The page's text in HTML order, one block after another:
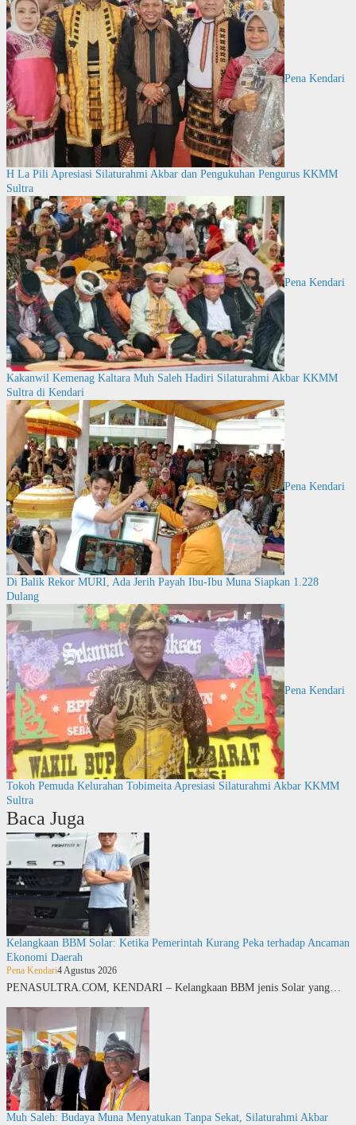
Pena Kendari
H La Pili Apresiasi Silaturahmi Akbar dan Pengukuhan Pengurus KKMM
Sultra
Pena Kendari
Kakanwil Kemenag Kaltara Muh Saleh Hadiri Silaturahmi Akbar KKMM
Sultra di Kendari
Pena Kendari
Di Balik Rekor MURI, Ada Jerih Payah Ibu-Ibu Muna Siapkan 1.228
Dulang
Pena Kendari
Tokoh Pemuda Kelurahan Tobimeita Apresiasi Silaturahmi Akbar KKMM
Sultra
Baca Juga
Kelangkaan BBM Solar: Ketika Pemerintah Kurang Peka terhadap Ancaman
Ekonomi Daerah
Pena Kendari4 Agustus 2026
PENASULTRA.COM, KENDARI – Kelangkaan BBM jenis Solar yang…
Muh Saleh: Budaya Muna Menyatukan Tanpa Sekat, Silaturahmi Akbar